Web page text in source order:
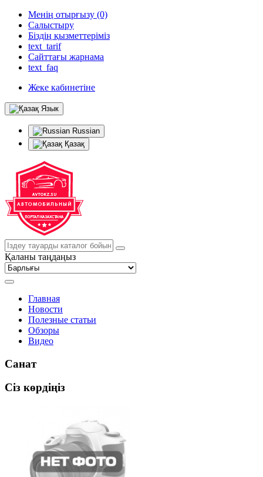
Менің отырғызу (0)
Салыстыру
Біздің қызметтеріміз
text_tarif
Сайттағы жарнама
text_faq
Жеке кабинетіне
Язык
Russian
Қазақ
Қаланы таңдаңыз
Главная
Новости
Полезные статьи
Обзоры
Видео
Санат
Сіз көрдіңіз